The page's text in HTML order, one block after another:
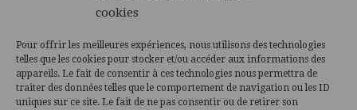
cookies
Pour offrir les meilleures expériences, nous utilisons des technologies
telles que les cookies pour stocker et/ou accéder aux informations des
appareils. Le fait de consentir à ces technologies nous permettra de
traiter des données telles que le comportement de navigation ou les ID
uniques sur ce site. Le fait de ne pas consentir ou de retirer son